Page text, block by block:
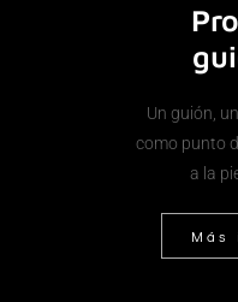
Un guión,
como punto
a la
Más